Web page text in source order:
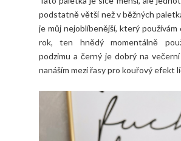
podstatně větší než v běžných
je můj nejoblíbenější, který
rok, ten hnědý momentálně
podzimu a černý je dobrý na
nanáším mezi řasy pro kouřový efekt